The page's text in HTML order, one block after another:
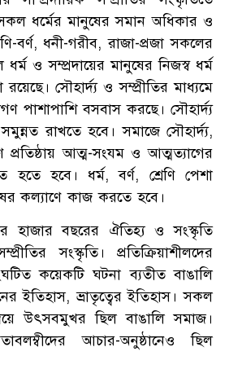
সকল ধর্মের মানুষের সমান অধিকার ও
বর্ণ, ধনী-গরীব, রাজা-প্রজা সকলের
ও সম্প্রদায়ের মানুষের নিজস্ব ধর্ম
রয়েছে। সৌহার্দ্য ও সম্প্রীতির মাধ্যমে
পাশাপাশি বসবাস করছে। সৌহার্দ্য
রাখতে হবে। সমাজে সৌহার্দ্য,
প্রতিষ্ঠায় আত্ম-সংযম ও আত্মত্যাগের
হতে হবে। ধর্ম, বর্ণ, শ্রেণি পেশা
কল্যাণে কাজ করতে হবে।
হাজার বছরের ঐতিহ্য ও সংস্কৃতি
সংস্কৃতি। প্রতিক্রিয়াশীলদের
কয়েকটি ঘটনা ব্যতীত বাঙালি
ইতিহাস, ভ্রাতৃত্বের ইতিহাস। সকল
উৎসবমুখর ছিল বাঙালি সমাজ।
আচার-অনুষ্ঠানেও ছিল